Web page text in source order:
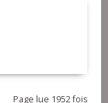
Page lue 1952 fois